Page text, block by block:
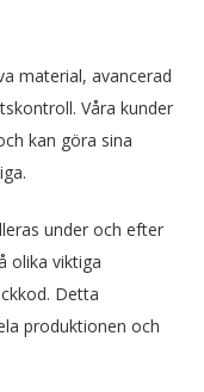
material, avancerad
Våra kunder
kan göra sina
under och efter
olika viktiga
Detta
produktionen och